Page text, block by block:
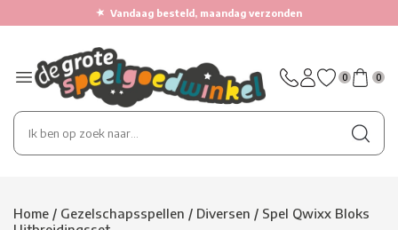
★ Vandaag besteld, maandag verzonden
0 0
Home / Gezelschapsspellen / Diversen / Spel Qwixx Bloks